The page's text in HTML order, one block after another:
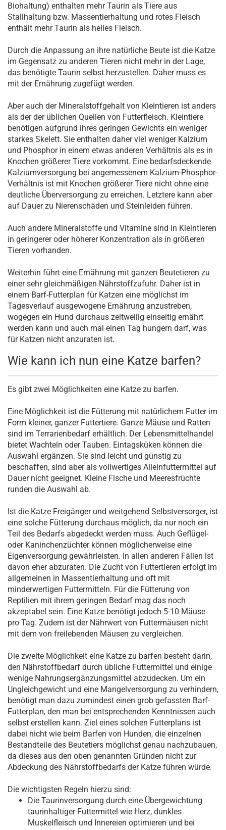
Biohaltung) enthalten mehr Taurin als Tiere aus
Stallhaltung bzw. Massentierhaltung und rotes Fleisch
enthält mehr Taurin als helles Fleisch.
Durch die Anpassung an ihre natürliche Beute ist die Katze
im Gegensatz zu anderen Tieren nicht mehr in der Lage,
das benötigte Taurin selbst herzustellen. Daher muss es
mit der Ernährung zugefügt werden.
Aber auch der Mineralstoffgehalt von Kleintieren ist anders
als der der üblichen Quellen von Futterfleisch. Kleintiere
benötigen aufgrund ihres geringen Gewichts ein weniger
starkes Skelett. Sie enthalten daher viel weniger Kalzium
und Phosphor in einem etwas anderen Verhältnis als es in
Knochen größerer Tiere vorkommt. Eine bedarfsdeckende
Kalziumversorgung bei angemessenem Kalzium-Phosphor-
Verhältnis ist mit Knochen größerer Tiere nicht ohne eine
deutliche Überversorgung zu erreichen. Letztere kann aber
auf Dauer zu Nierenschäden und Steinleiden führen.
Auch andere Mineralstoffe und Vitamine sind in Kleintieren
in geringerer oder höherer Konzentration als in größeren
Tieren vorhanden.
Weiterhin führt eine Ernährung mit ganzen Beutetieren zu
einer sehr gleichmäßigen Nährstoffzufuhr. Daher ist in
einem Barf-Futterplan für Katzen eine möglichst im
Tagesverlauf ausgewogene Ernährung anzustreben,
wogegen ein Hund durchaus zeitweilig einseitig ernährt
werden kann und auch mal einen Tag hungern darf, was
für Katzen nicht anzuraten ist.
Wie kann ich nun eine Katze barfen?
Es gibt zwei Möglichkeiten eine Katze zu barfen.
Eine Möglichkeit ist die Fütterung mit natürlichem Futter im
Form kleiner, ganzer Futtertiere. Ganze Mäuse und Ratten
sind im Terrarienbedarf erhältlich. Der Lebensmittelhandel
bietet Wachteln oder Tauben. Eintagsküken können die
Auswahl ergänzen. Sie sind leicht und günstig zu
beschaffen, sind aber als vollwertiges Alleinfuttermittel auf
Dauer nicht geeignet. Kleine Fische und Meeresfrüchte
runden die Auswahl ab.
Ist die Katze Freigänger und weitgehend Selbstversorger, ist
eine solche Fütterung durchaus möglich, da nur noch ein
Teil des Bedarfs abgedeckt werden muss. Auch Geflügel-
oder Kaninchenzüchter können möglicherweise eine
Eigenversorgung gewährleisten. In allen anderen Fällen ist
davon eher abzuraten. Die Zucht von Futtertieren erfolgt im
allgemeinen in Massentierhaltung und oft mit
minderwertigen Futtermitteln. Für die Fütterung von
Reptilien mit ihrem geringen Bedarf mag das noch
akzeptabel sein. Eine Katze benötigt jedoch 5-10 Mäuse
pro Tag. Zudem ist der Nährwert von Futtermäusen nicht
mit dem von freilebenden Mäusen zu vergleichen.
Die zweite Möglichkeit eine Katze zu barfen besteht darin,
den Nährstoffbedarf durch übliche Futtermittel und einige
wenige Nahrungsergänzungsmittel abzudecken. Um ein
Ungleichgewicht und eine Mangelversorgung zu verhindern,
benötigt man dazu zumindest einen grob gefassten Barf-
Futterplan, den man bei entsprechenden Kenntnissen auch
selbst erstellen kann. Ziel eines solchen Futterplans ist
dabei nicht wie beim Barfen von Hunden, die einzelnen
Bestandteile des Beutetiers möglichst genau nachzubauen,
da dieses aus den oben genannten Gründen nicht zur
Abdeckung des Nährstoffbedarfs der Katze führen würde.
Die wichtigsten Regeln hierzu sind:
Die Taurinversorgung durch eine Übergewichtung
taurinhaltiger Futtermittel wie Herz, dunkles
Muskelfleisch und Innereien optimieren und bei